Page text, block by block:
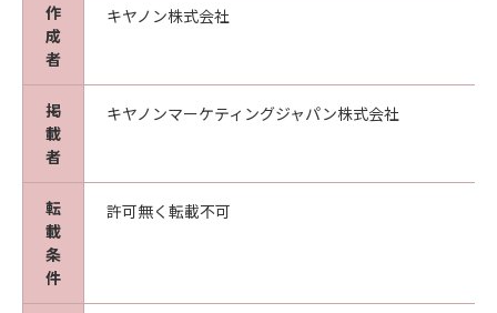
作
成
者
キヤノン株式会社
掲
載
者
キヤノンマーケティングジャパン株式会社
転
載
条
件
許可無く転載不可